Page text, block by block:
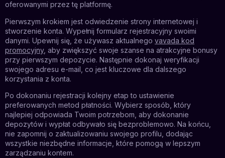
oferowanymi przez tę platformę.
Pierwszym krokiem jest odwiedzenie strony internetowej i
stworzenie konta. Wypełnij formularz rejestracyjny swoimi
danymi. Upewnij się, że używasz aktualnego vavada kod
promocyjny, aby zwiększyć swoje szanse na atrakcyjne bonusy
przy pierwszym depozycie. Następnie dokonaj weryfikacji
swojego adresu e-mail, co jest kluczowe dla dalszego
korzystania z konta.
Po dokonaniu rejestracji kolejny etap to ustawienie
preferowanych metod płatności. Wybierz sposób, który
najlepiej odpowiada Twoim potrzebom, aby dokonanie
depozytów i wypłat odbywało się bezproblemowo. Na końcu,
nie zapomnij o zaktualizowaniu swojego profilu, dodając
wszystkie niezbędne informacje, które pomogą w lepszym
zarządzaniu kontem.